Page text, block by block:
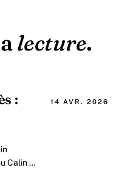
lecture.
:
Calin à
14 AVR. 2026